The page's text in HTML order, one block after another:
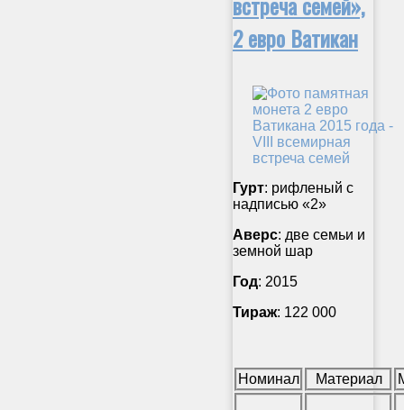
2 евро Ватикан
Гурт: рифленый с
надписью «2»
Аверс: две семьи и
земной шар
Год: 2015
Тираж: 122 000
Номинал Материал